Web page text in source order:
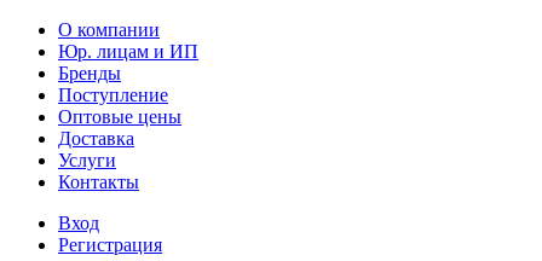
О компании
Юр. лицам и ИП
Бренды
Поступление
Оптовые цены
Доставка
Услуги
Контакты
Вход
Регистрация